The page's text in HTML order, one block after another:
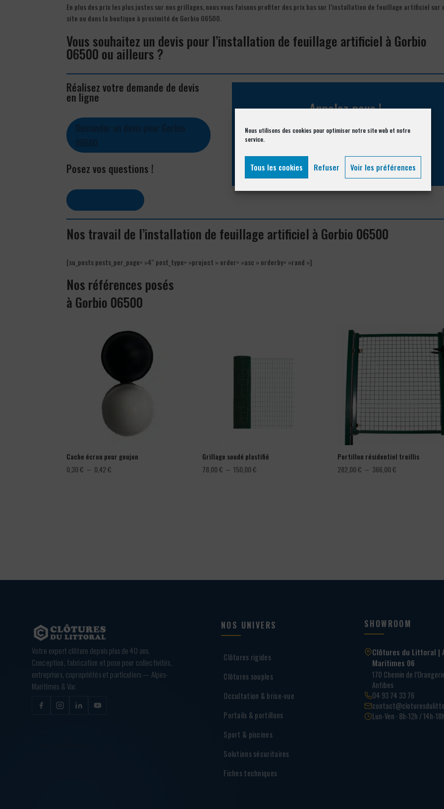
Nous utilisons des cookies pour optimiser notre site web et notre
service.
Tous les cookies Refuser Voir les préférences
En plus des prix les plus justes sur nos grillages, nous vous faisons profiter des prix bas sur l’installation de feuillage artificiel sur
site ou dans la boutique à proximité de Gorbio 06500.
Vous souhaitez un devis pour l’installation de feuillage artificiel à Gorbio
06500 ou ailleurs ?
Réalisez votre demande de devis
en ligne
Posez vos questions !
Appelez-nous !
Vous souhaitez avoir des informations complémentaires ?
04 93 74 33 76
Nos travail de l’installation de feuillage artificiel à Gorbio 06500
[su_posts posts_per_page= »4″ post_type= »project » order= »asc » orderby= »rand »]
Nos références posés
à Gorbio 06500
Cache écrou pour goujon
0,30€ – 0,42€
Grillage soudé plastifié
78,00€ – 150,00€Plage
Portillon résidentiel treillis
282,00€ – 366,00€
Votre expert clôture depuis plus de 40 ans.
Conception, fabrication et pose pour collectivités,
entreprises, copropriétés et particuliers — Alpes-
Maritimes & Var.
NOS UNIVERS
Clôtures rigides
Clôtures souples
Occultation & brise-vue
Portails & portillons
Sport & piscines
Solutions sécuritaires
Fiches techniques
SHOWROOM
Clôtures du Littoral |
Maritimes 06
170 Chemin de
Antibes
04 93 74 33 76
Lun-Ven · 8h-12h / 14h-18h